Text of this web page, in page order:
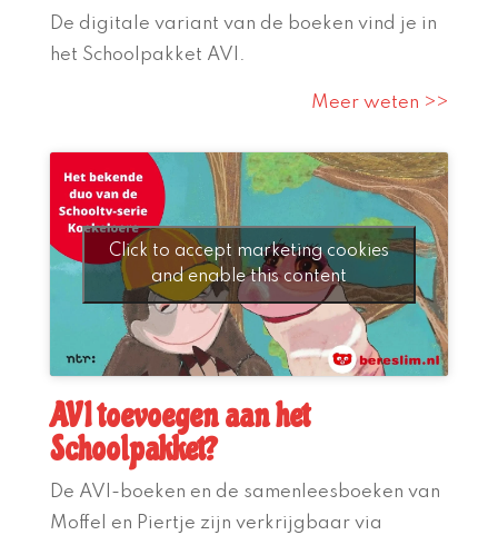
De digitale variant van de boeken vind je in
het Schoolpakket AVI.
Meer weten >>
Click to accept marketing cookies
and enable this content
AVI toevoegen aan het
Schoolpakket?
De AVI-boeken en de samenleesboeken van
Moffel en Piertje zijn verkrijgbaar via